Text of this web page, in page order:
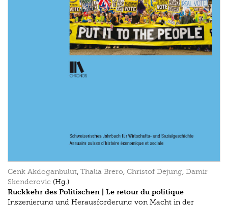
Cenk Akdoganbulut Thalia Brero Christof Dejung Damir
Skenderovic (Hg.)
Rückkehr des Politischen | Le retour du politique
Inszenierung und Herausforderung von Macht in der